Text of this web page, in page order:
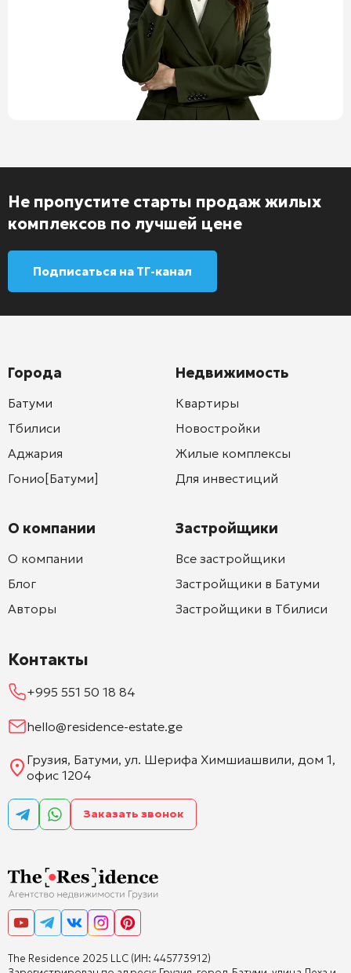
Не пропустите старты продаж жилых
комплексов по лучшей цене
Подписаться на ТГ-канал
The Residence 2025 LLC (ИН: 445773912)
Города
Батуми
Тбилиси
Аджария
Гонио[Батуми]
О компании
О компании
Блог
Авторы
Недвижимость
Квартиры
Новостройки
Жилые комплексы
Для инвестиций
Застройщики
Все застройщики
Застройщики в Батуми
Застройщики в Тбилиси
Контакты
+995 551 50 18 84
hello@residence-estate.ge
Грузия, Батуми, ул. Шерифа Химшиашвили, дом 1,
офис 1204
Заказать звонок